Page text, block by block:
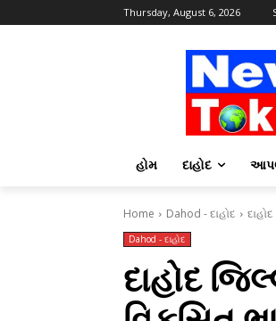
Thursday, August 6, 2026
હોમ દાહોદ
Home Dahod - દાહોદ
Dahod - દાહોદ
દાહોદ